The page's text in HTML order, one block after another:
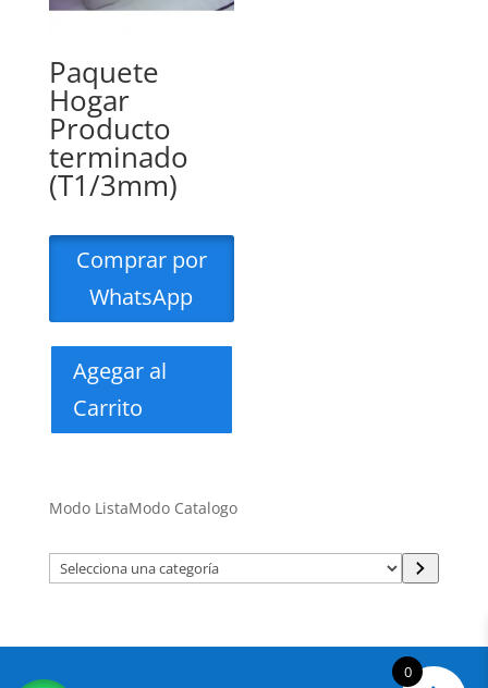
Paquete
Hogar
Producto
terminado
(T1/3mm)
Comprar por
WhatsApp
Agegar al
Carrito
Modo ListaModo Catalogo
Selecciona
una
0